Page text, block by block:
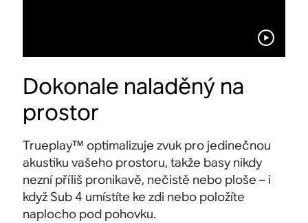
Dokonale naladěný na
prostor
Trueplay™ optimalizuje zvuk pro jedinečnou
akustiku vašeho prostoru, takže basy nikdy
nezní příliš pronikavě, nečistě nebo ploše – i
když Sub 4 umístíte ke zdi nebo položíte
naplocho pod pohovku.